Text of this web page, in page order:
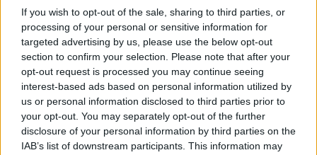
If you wish to opt-out of the sale, sharing to third parties, or
processing of your personal or sensitive information for
targeted advertising by us, please use the below opt-out
section to confirm your selection. Please note that after your
opt-out request is processed you may continue seeing
interest-based ads based on personal information utilized by
us or personal information disclosed to third parties prior to
your opt-out. You may separately opt-out of the further
disclosure of your personal information by third parties on the
IAB’s list of downstream participants. This information may
harsány üzletember alelnöke. Korábban Pence
Indiana állam kományzójaként azzal szerzett
hírnevet, hogy széleskörű vallásszabadság
törvényeket fogadott el, ami a főáramú
média bigottnak nyilvánított. A politikus az
államában a kedvességéről volt közismert,
mivel jó barátságban állt az állama